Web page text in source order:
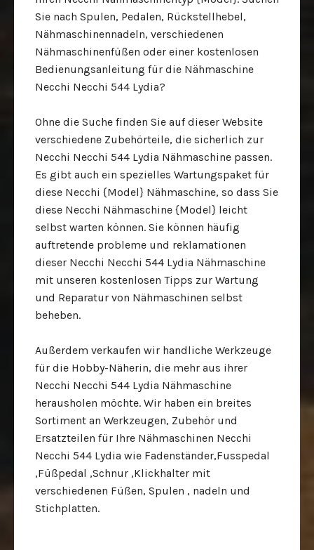
Sie nach Spulen, Pedalen, Rückstellhebel,
Nähmaschinennadeln, verschiedenen
Nähmaschinenfüßen oder einer kostenlosen
Bedienungsanleitung für die Nähmaschine
Necchi Necchi 544 Lydia?
Ohne die Suche finden Sie auf dieser Website
verschiedene Zubehörteile, die sicherlich zur
Necchi Necchi 544 Lydia Nähmaschine passen.
Es gibt auch ein spezielles Wartungspaket für
diese Necchi {Model} Nähmaschine, so dass Sie
diese Necchi Nähmaschine {Model} leicht
selbst warten können. Sie können häufig
auftretende probleme und reklamationen
dieser Necchi Necchi 544 Lydia Nähmaschine
mit unseren kostenlosen Tipps zur Wartung
und Reparatur von Nähmaschinen selbst
beheben.
Außerdem verkaufen wir handliche Werkzeuge
für die Hobby-Näherin, die mehr aus ihrer
Necchi Necchi 544 Lydia Nähmaschine
herausholen möchte. Wir haben ein breites
Sortiment an Werkzeugen, Zubehör und
Ersatzteilen für Ihre Nähmaschinen Necchi
Necchi 544 Lydia wie Fadenständer,Fusspedal
,Füßpedal ,Schnur ,Klickhalter mit
verschiedenen Füßen, Spulen , nadeln und
Stichplatten.